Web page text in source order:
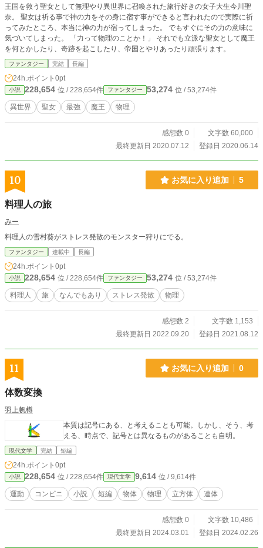
王国を救う聖女として無理やり異世界に召喚された旅行好きの女子大生今川聖
奈。 聖女は祈る事で神の力をその身に宿す事ができると言われたので実際に祈
ってみたところ、本当に神の力が宿ってしまった。 でもすぐにその力の意味に
気づいてしまった。 「力って物理のことか！」 それでも立派な聖女として魔王
を何とかしたり、奇跡を起こしたり、帝国とやりあったり頑張ります。
ファンタジー 完結 長編
24h.ポイント 0pt
小説 228,654 位 / 228,654件 ファンタジー 53,274 位 / 53,274件
異世界 聖女 最強 魔王 物理
感想数 0
文字数 60,000
最終更新日 2020.07.12
登録日 2020.06.14
10 お気に入り追加 5
料理人の旅
みー
料理人の雪村葵がストレス発散のモンスター狩りにでる。
ファンタジー 連載中 長編
24h.ポイント 0pt
小説 228,654 位 / 228,654件 ファンタジー 53,274 位 / 53,274件
料理人 旅 なんでもあり ストレス発散 物理
感想数 2
文字数 1,153
最終更新日 2022.09.20
登録日 2021.08.12
11 お気に入り追加 0
体数変換
羽上帆樽
本質は記号にある、と考えることも可能。しかし、そう、考
える、時点で、記号とは異なるものがあることも自明。
現代文学 完結 短編
24h.ポイント 0pt
小説 228,654 位 / 228,654件 現代文学 9,614 位 / 9,614件
運動 コンビニ 小説 短編 物体 物理 立方体 連体
感想数 0
文字数 10,486
最終更新日 2024.03.01
登録日 2024.02.26